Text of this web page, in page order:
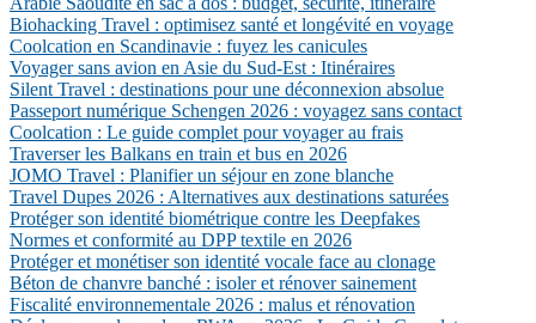
Biohacking Travel : optimisez santé et longévité en voyage
Coolcation en Scandinavie : fuyez les canicules
Voyager sans avion en Asie du Sud-Est : Itinéraires
Silent Travel : destinations pour une déconnexion absolue
Passeport numérique Schengen 2026 : voyagez sans contact
Coolcation : Le guide complet pour voyager au frais
Traverser les Balkans en train et bus en 2026
JOMO Travel : Planifier un séjour en zone blanche
Travel Dupes 2026 : Alternatives aux destinations saturées
Protéger son identité biométrique contre les Deepfakes
Normes et conformité au DPP textile en 2026
Protéger et monétiser son identité vocale face au clonage
Béton de chanvre banché : isoler et rénover sainement
Fiscalité environnementale 2026 : malus et rénovation